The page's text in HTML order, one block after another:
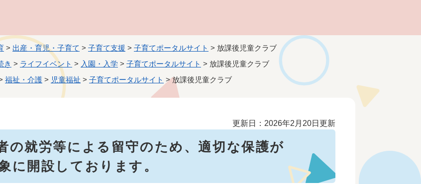
> 出産・育児・子育て > 子育て支援 > 子育てポータルサイト > 放課後児童クラブ
き > ライフイベント > 入園・入学 > 子育てポータルサイト > 放課後児童クラブ
福祉・介護 > 児童福祉 > 子育てポータルサイト >放課後児童クラブ
更新日：2026年2月20日更新
の就労等による留守のため、適切な保護が
に開設しております。